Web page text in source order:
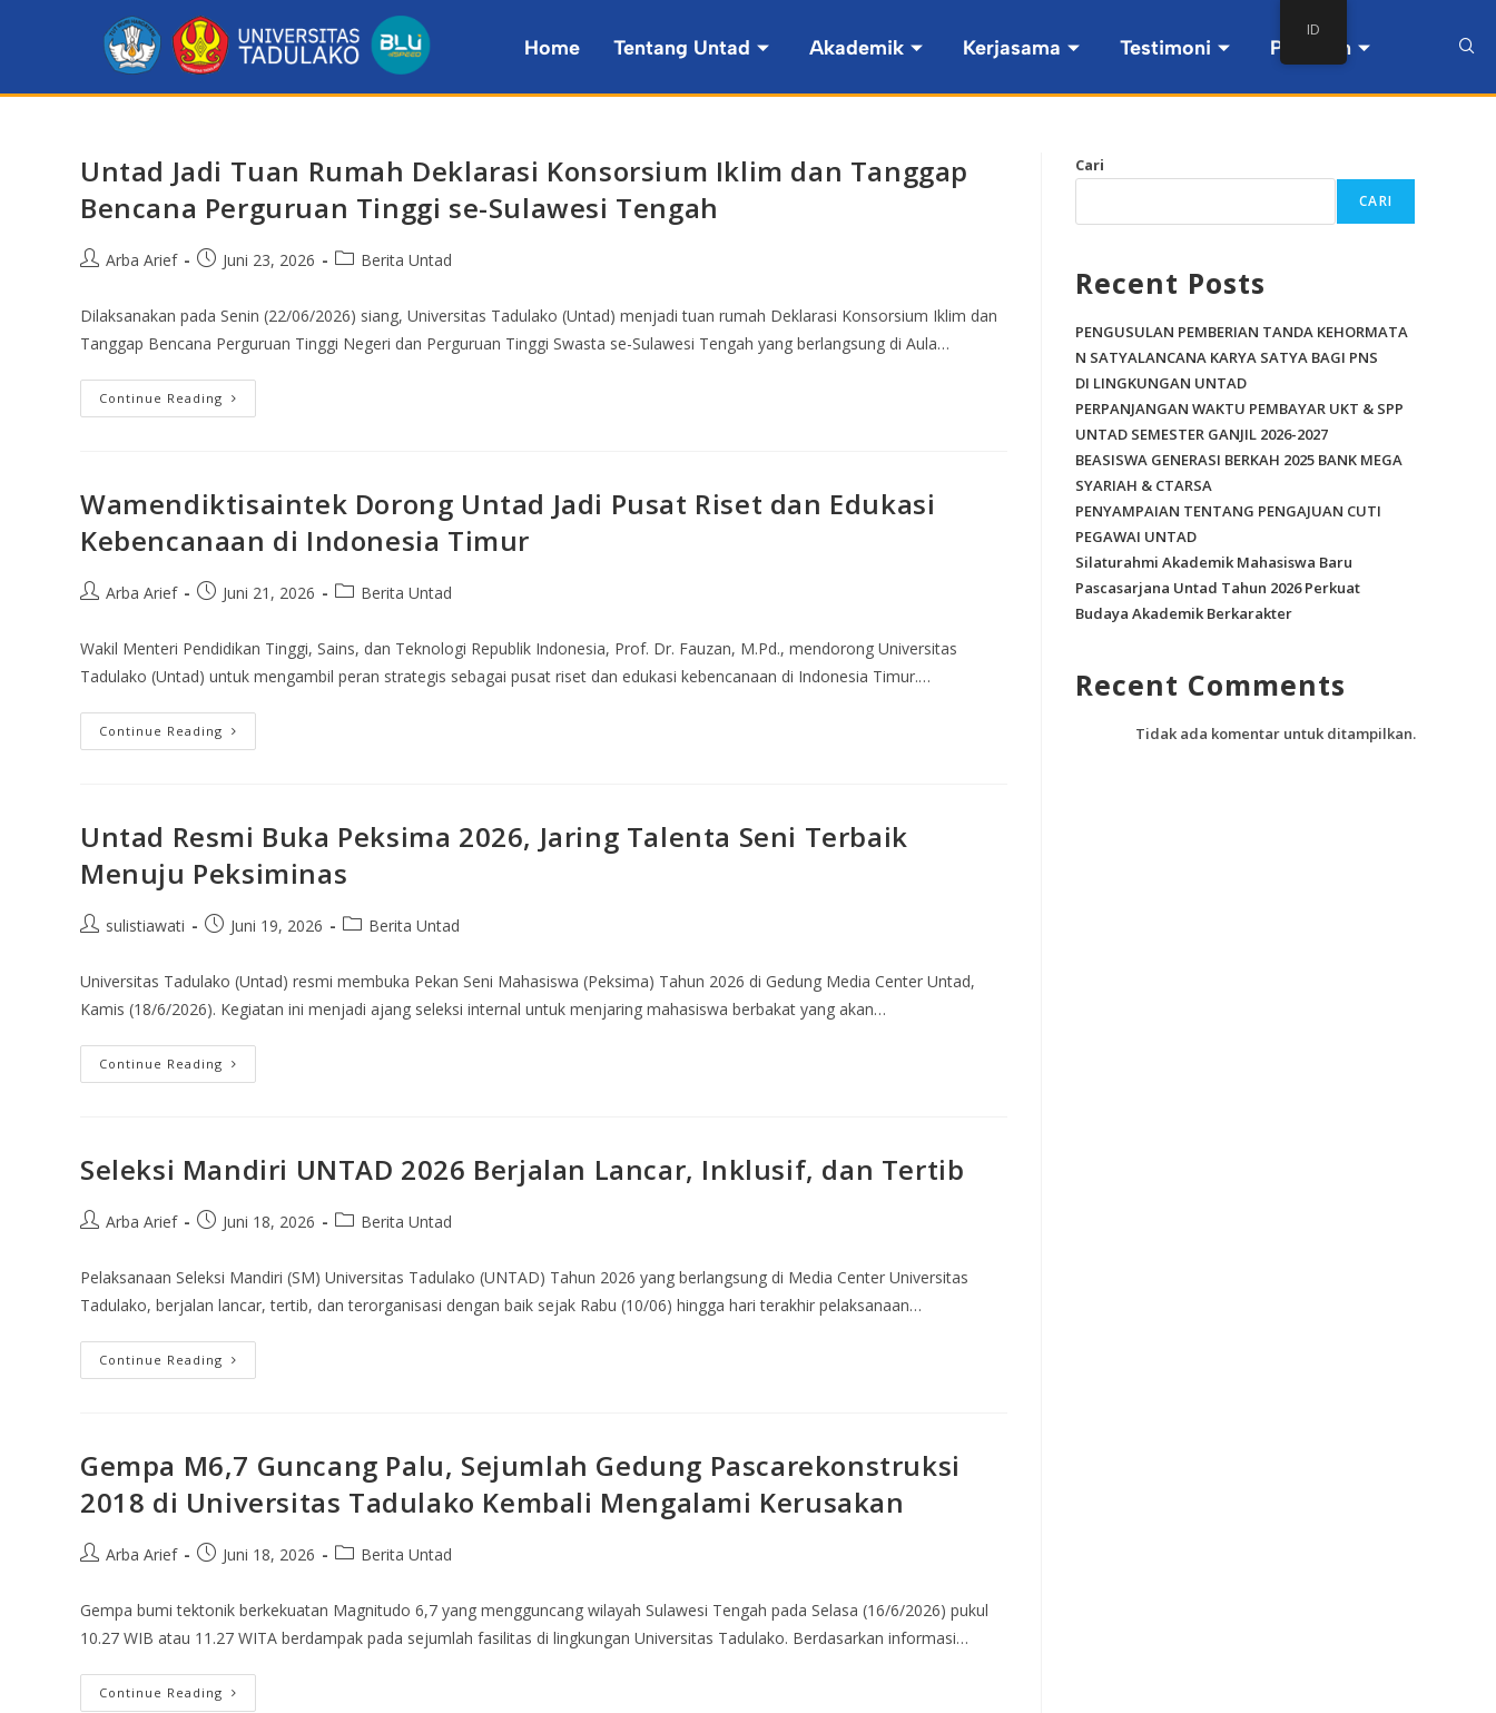
Home Tentang Untad Akademik Kerjasama Testimoni Pintasan
Untad Jadi Tuan Rumah Deklarasi Konsorsium Iklim dan Tanggap
Bencana Perguruan Tinggi se-Sulawesi Tengah
Arba Arief Juni 23, 2026 Berita Untad
Dilaksanakan pada Senin (22/06/2026) siang, Universitas Tadulako (Untad) menjadi tuan rumah Deklarasi Konsorsium Iklim dan
Tanggap Bencana Perguruan Tinggi Negeri dan Perguruan Tinggi Swasta se-Sulawesi Tengah yang berlangsung di Aula…
Continue Reading
Wamendiktisaintek Dorong Untad Jadi Pusat Riset dan Edukasi
Kebencanaan di Indonesia Timur
Arba Arief Juni 21, 2026 Berita Untad
Wakil Menteri Pendidikan Tinggi, Sains, dan Teknologi Republik Indonesia, Prof. Dr. Fauzan, M.Pd., mendorong Universitas
Tadulako (Untad) untuk mengambil peran strategis sebagai pusat riset dan edukasi kebencanaan di Indonesia Timur.…
Continue Reading
Untad Resmi Buka Peksima 2026, Jaring Talenta Seni Terbaik
Menuju Peksiminas
sulistiawati Juni 19, 2026 Berita Untad
Universitas Tadulako (Untad) resmi membuka Pekan Seni Mahasiswa (Peksima) Tahun 2026 di Gedung Media Center Untad,
Kamis (18/6/2026). Kegiatan ini menjadi ajang seleksi internal untuk menjaring mahasiswa berbakat yang akan…
Continue Reading
Seleksi Mandiri UNTAD 2026 Berjalan Lancar, Inklusif, dan Tertib
Arba Arief Juni 18, 2026 Berita Untad
Pelaksanaan Seleksi Mandiri (SM) Universitas Tadulako (UNTAD) Tahun 2026 yang berlangsung di Media Center Universitas
Tadulako, berjalan lancar, tertib, dan terorganisasi dengan baik sejak Rabu (10/06) hingga hari terakhir pelaksanaan…
Continue Reading
Gempa M6,7 Guncang Palu, Sejumlah Gedung Pascarekonstruksi
2018 di Universitas Tadulako Kembali Mengalami Kerusakan
Arba Arief Juni 18, 2026 Berita Untad
Gempa bumi tektonik berkekuatan Magnitudo 6,7 yang mengguncang wilayah Sulawesi Tengah pada Selasa (16/6/2026) pukul
10.27 WIB atau 11.27 WITA berdampak pada sejumlah fasilitas di lingkungan Universitas Tadulako. Berdasarkan informasi…
Continue Reading
Cari
CARI
Recent Posts
PENGUSULAN PEMBERIAN TANDA KEHORMATA
N SATYALANCANA KARYA SATYA BAGI PNS
DI LINGKUNGAN UNTAD
PERPANJANGAN WAKTU PEMBAYAR UKT & SPP
UNTAD SEMESTER GANJIL 2026-2027
BEASISWA GENERASI BERKAH 2025 BANK MEGA
SYARIAH & CTARSA
PENYAMPAIAN TENTANG PENGAJUAN CUTI
PEGAWAI UNTAD
Silaturahmi Akademik Mahasiswa Baru
Pascasarjana Untad Tahun 2026 Perkuat
Budaya Akademik Berkarakter
Recent Comments
Tidak ada komentar untuk ditampilkan.
ID